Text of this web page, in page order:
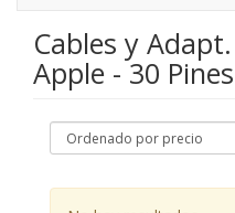
Cables y
Apple - 30 Pines